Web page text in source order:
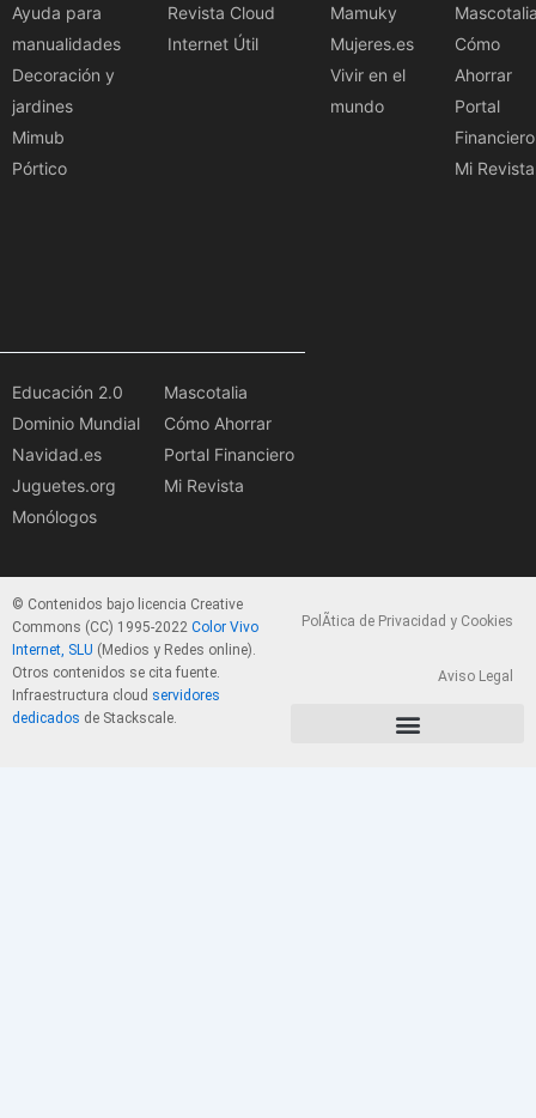
Ayuda para
manualidades
Decoración y
jardines
Mimub
Pórtico
Revista Cloud
Internet Útil
Mamuky
Mujeres.es
Vivir en el
mundo
Cómo
Ahorrar
Portal
Financiero
Mi Revista
Educación 2.0
Dominio Mundial
Navidad.es
Juguetes.org
Monólogos
Mascotalia
Cómo Ahorrar
Portal Financiero
Mi Revista
© Contenidos bajo licencia Creative
Commons (CC) 1995-2022 Color Vivo
Internet, SLU (Medios y Redes online).
Otros contenidos se cita fuente.
Infraestructura cloud servidores
dedicados de Stackscale.
PolÃ­tica de Privacidad y Cookies
Aviso Legal